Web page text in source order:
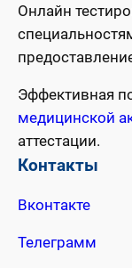
Онлайн
Эффективная
медицинской
аттестации.
Контакты
Вконтакте
Телеграмм